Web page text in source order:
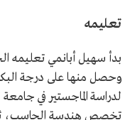
تعليمه
بدأ سهيل أبانمي تعليمه
وحصل منها على درجة
لدراسة الماجستير في
تخصص هندسة الحاسب،